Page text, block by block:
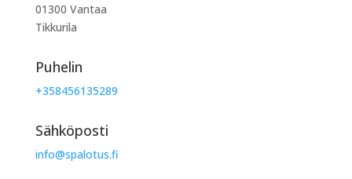
01300 Vantaa
Tikkurila
Puhelin
+358456135289
Sähköposti
info@spalotus.fi